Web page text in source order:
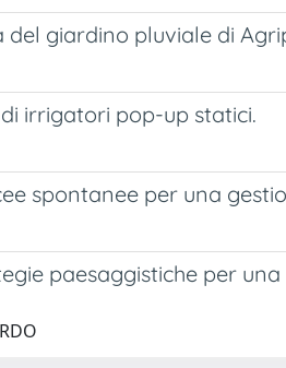
giardino pluviale di
irrigatori pop-up statici.
spontanee per una
paesaggistiche per